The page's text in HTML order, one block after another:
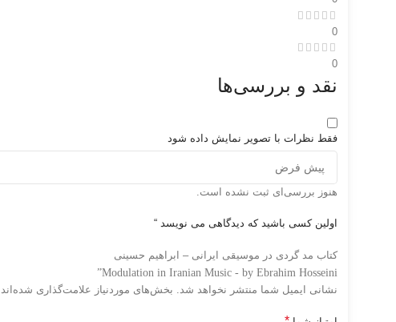
0
0
نقد و بررسی‌ها
فقط نظرات با تصویر نمایش داده شود
هنوز بررسی‌ای ثبت نشده است.
اولین کسی باشید که دیدگاهی می نویسد “
کتاب مد گردی در موسیقی ایرانی – ابراهیم حسینی
Modulation in Iranian Music - by Ebrahim Hosseini”
نشانی ایمیل شما منتشر نخواهد شد. بخش‌های موردنیاز علامت‌گذاری شده‌اند